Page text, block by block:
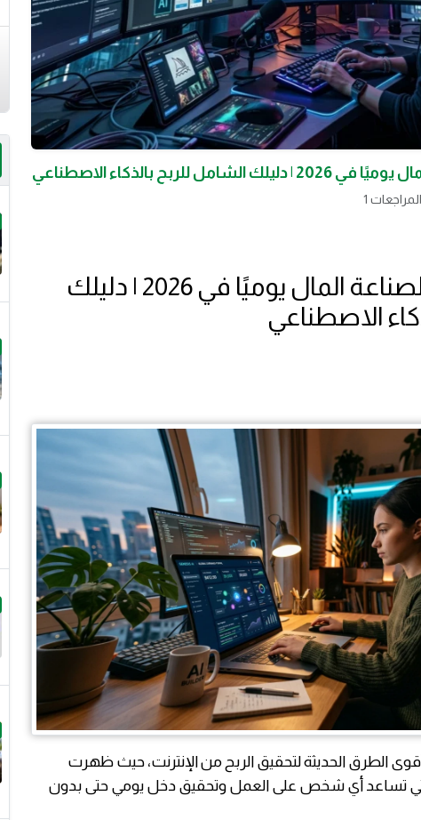
1 المراجعات
أفضل مواقع AI لصناعة المال يوميًا في 2026 | دليلك
الاصطناعي
الطرق الحديثة لتحقيق الربح من الإنترنت، حيث ظهرت
تساعد أي شخص على العمل وتحقيق دخل يومي حتى بدون